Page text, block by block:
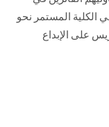
الكلية المستمر نحو
على الإبداع